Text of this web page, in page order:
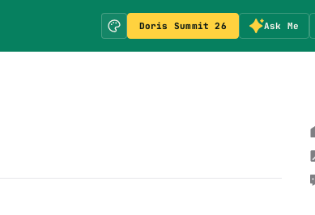
Doris Summit 26 Ask Me